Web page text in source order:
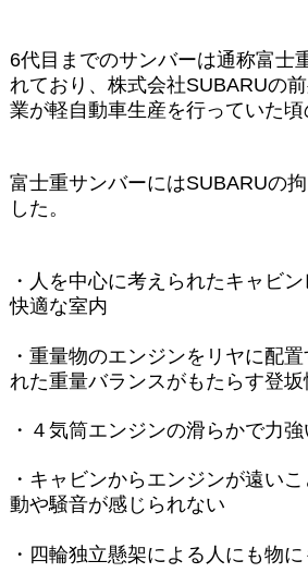
6代目までのサンバーは通称富士
れており、株式会社SUBARUの
業が軽自動車生産を行っていた頃
富士重サンバーにはSUBARUの
した。
・人を中心に考えられたキャビ
快適な室内
・重量物のエンジンをリヤに配
れた重量バランスがもたらす登坂
・４気筒エンジンの滑らかで力強
・キャビンからエンジンが遠い
動や騒音が感じられない
・四輪独立懸架による人にも物